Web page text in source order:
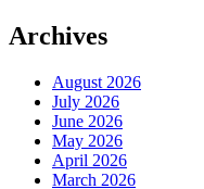
Archives
August 2026
July 2026
June 2026
May 2026
April 2026
March 2026